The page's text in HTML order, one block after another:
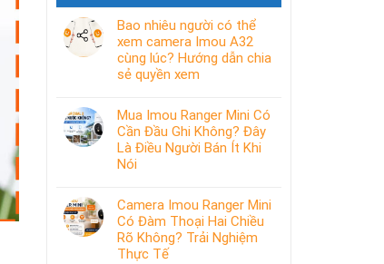
Bao nhiêu người có thể
xem camera Imou A32
cùng lúc? Hướng dẫn chia
sẻ quyền xem
Mua Imou Ranger Mini Có
Cần Đầu Ghi Không? Đây
Là Điều Người Bán Ít Khi
Nói
Camera Imou Ranger Mini
Có Đàm Thoại Hai Chiều
Rõ Không? Trải Nghiệm
Thực Tế